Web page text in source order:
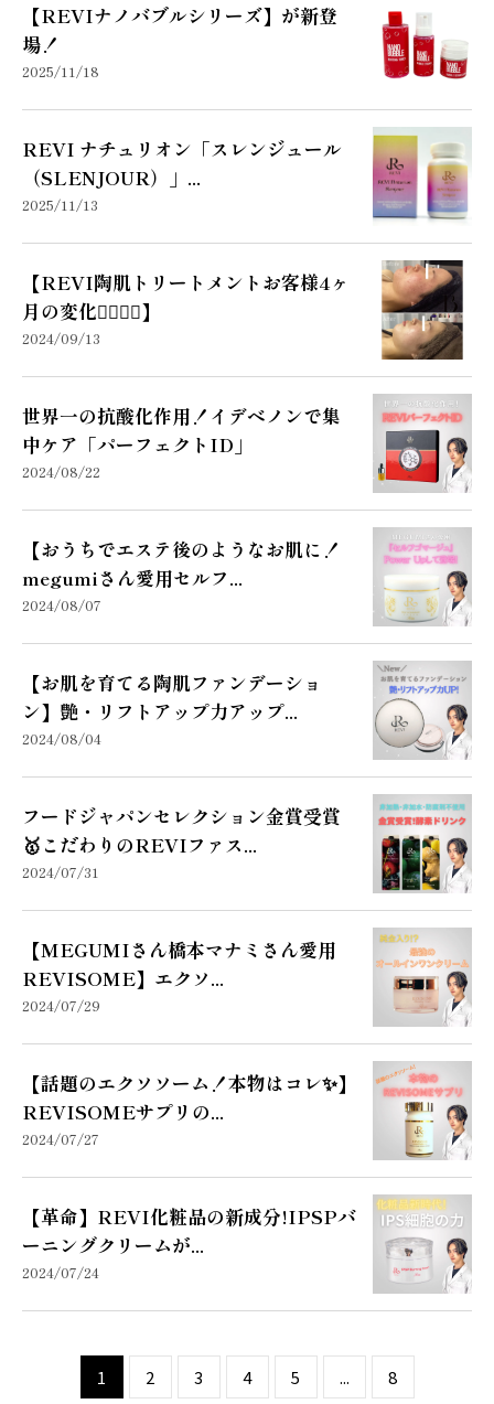
【REVIナノバブルシリーズ】が新登
場！
2025/11/18
REVI ナチュリオン「スレンジュール
（SLENJOUR）」...
2025/11/13
【REVI陶肌トリートメントお客様4ヶ
月の変化🧖🏻‍♀️✨】
2024/09/13
世界一の抗酸化作用！イデベノンで集
中ケア「パーフェクトID」
2024/08/22
【おうちでエステ後のようなお肌に！
megumiさん愛用セルフ...
2024/08/07
【お肌を育てる陶肌ファンデーショ
ン】艶・リフトアップ力アップ...
2024/08/04
フードジャパンセレクション金賞受賞
🥇こだわりのREVIファス...
2024/07/31
【MEGUMIさん橋本マナミさん愛用
REVISOME】エクソ...
2024/07/29
【話題のエクソソーム！本物はコレ✨】
REVISOMEサプリの...
2024/07/27
【革命】REVI化粧品の新成分!IPSPバ
ーニングクリームが...
2024/07/24
1 2 3 4 5 ... 8